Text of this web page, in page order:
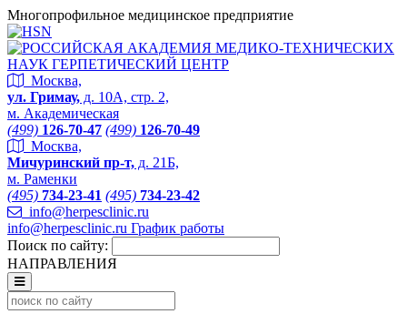
Многопрофильное медицинское предприятие
Москва,
ул. Гримау, д. 10А, стр. 2,
м. Академическая
(499) 126-70-47 (499) 126-70-49
Москва,
Мичуринский пр-т, д. 21Б,
м. Раменки
(495) 734-23-41 (495) 734-23-42
info@herpesclinic.ru
info@herpesclinic.ru График работы
Поиск по сайту:
НАПРАВЛЕНИЯ